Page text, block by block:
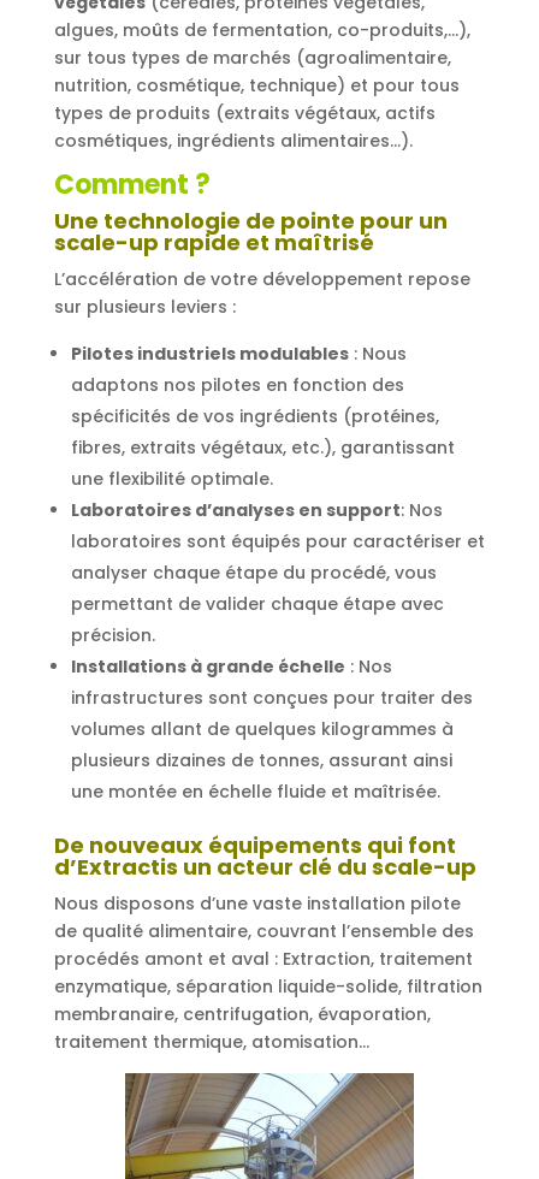
algues, moûts de fermentation, co-produits,…),
sur tous types de marchés (agroalimentaire,
nutrition, cosmétique, technique) et pour tous
types de produits (extraits végétaux, actifs
cosmétiques, ingrédients alimentaires…).
Comment ?
Une technologie de pointe pour un
scale-up rapide et maîtrisé
L’accélération de votre développement repose
sur plusieurs leviers :
Pilotes industriels modulables: Nous
adaptons nos pilotes en fonction des
spécificités de vos ingrédients (protéines,
fibres, extraits végétaux, etc.), garantissant
une flexibilité optimale.
Laboratoires d’analyses en support: Nos
laboratoires sont équipés pour caractériser et
analyser chaque étape du procédé, vous
permettant de valider chaque étape avec
précision.
Installations à grande échelle : Nos
infrastructures sont conçues pour traiter des
volumes allant de quelques kilogrammes à
plusieurs dizaines de tonnes, assurant ainsi
une montée en échelle fluide et maîtrisée.
De nouveaux équipements qui font
d’Extractis un acteur clé du scale-up
Nous disposons d’une vaste installation pilote
de qualité alimentaire, couvrant l’ensemble des
procédés amont et aval : Extraction, traitement
enzymatique, séparation liquide-solide, filtration
membranaire, centrifugation, évaporation,
traitement thermique, atomisation…